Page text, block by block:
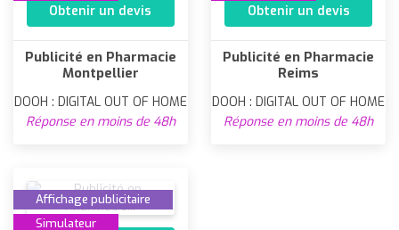
Obtenir un devis
Publicité en Pharmacie
Montpellier
DOOH : DIGITAL OUT OF HOME
Réponse en moins de 48h
Obtenir un devis
Publicité en Pharmacie
Reims
DOOH : DIGITAL OUT OF HOME
Réponse en moins de 48h
Affichage publicitaire
Simulateur